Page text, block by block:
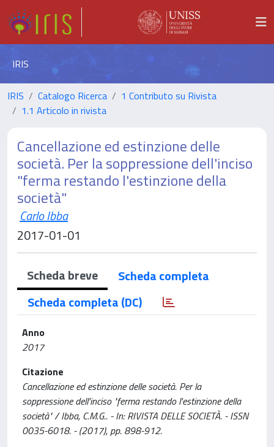
IRIS
IRIS Catalogo Ricerca
1 Contributo su Rivista
1.1 Articolo in rivista
Cancellazione ed estinzione delle
società. Per la soppressione dell'inciso
"ferma restando l'estinzione della
società"
Carlo Ibba
2017-01-01
Scheda breve
Scheda completa
Scheda completa (DC)
Anno
2017
Citazione
Cancellazione ed estinzione delle società. Per la
soppressione dell'inciso "ferma restando l'estinzione della
società" / Ibba, C.M.G.. - In: RIVISTA DELLE SOCIETÀ. - ISSN
0035-6018. - (2017), pp. 898-912.